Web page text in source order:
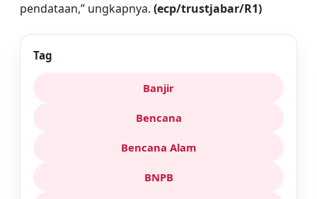
pendataan,” ungkapnya. (ecp/trustjabar/R1)
Tag
Banjir
Bencana
Bencana Alam
BNPB